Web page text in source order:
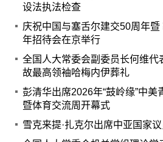
设法执法检查
庆祝中国与塞舌尔建交50周年暨
年招待会在京举行
全国人大常委会副委员长何维代
故最高领袖哈梅内伊葬礼
彭清华出席2026年“鼓岭缘”中美
暨体育交流周开幕式
雪克来提·扎克尔出席中亚国家